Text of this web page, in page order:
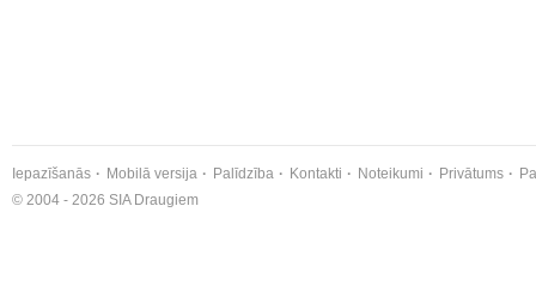
Iepazīšanās Mobilā versija Palīdzība Kontakti Noteikumi Privātums
© 2004 - 2026 SIA Draugiem